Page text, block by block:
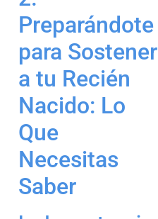
Preparándote
para Sostener
a tu Recién
Nacido: Lo
Que
Necesitas
Saber